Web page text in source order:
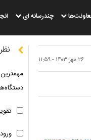
چندرسانه ای
۲۶ مهر ۱۴۰۳ - ۱۱:۵۹